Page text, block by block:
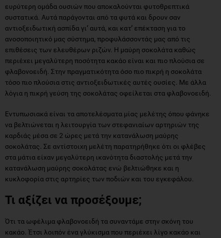
ευρύτερη ομάδα ουσιών που αποκαλούνται φυτοθρεπτικά
συστατικά. Αυτά παράγονται από τα φυτά και δρουν σαν
αντιοξειδωτική ασπίδα γι’ αυτά, και κατ’ επέκταση για το
ανοσοποιητικό μας σύστημα, προφυλάσσοντάς μας από τις
επιθέσεις των ελευθέρων ριζών. Η μαύρη σοκολάτα καθώς
περιέχει μεγαλύτερη ποσότητα κακάο είναι και πιο πλούσια σε
φλαβονοειδή. Στην πραγματικότητα όσο πιο πικρή η σοκολάτα
τόσο πιο πλούσια στις αντιοξειδωτικές αυτές ουσίες. Με άλλα
λόγια η πικρή γεύση της σοκολάτας οφείλεται στα φλαβονοειδή.
Εντυπωσιακά είναι τα αποτελέσματα μίας μελέτης όπου φάνηκε
να βελτιώνεται η λειτουργία των στεφανιαίων αρτηριών της
καρδιάς μέσα σε 2 ώρες μετά την κατανάλωση μαύρης
σοκολάτας. Σε αντίστοιχη μελέτη παρατηρήθηκε ότι οι φλέβες
στα μάτια είχαν μεγαλύτερη ικανότητα διαστολής μετά την
κατανάλωση μαύρης σοκολάτας ενώ βελτιώθηκε και η
κυκλοφορία στις αρτηρίες των ποδιών και του εγκεφάλου.
Τι αξίζει να προσέξουμε;
Ότι τα ωφέλιμα φλαβονοειδή τα συναντάμε στην σκόνη του
κακάο. Έτσι λοιπόν ένα γλύκισμα που περιέχει λίγο κακάο και